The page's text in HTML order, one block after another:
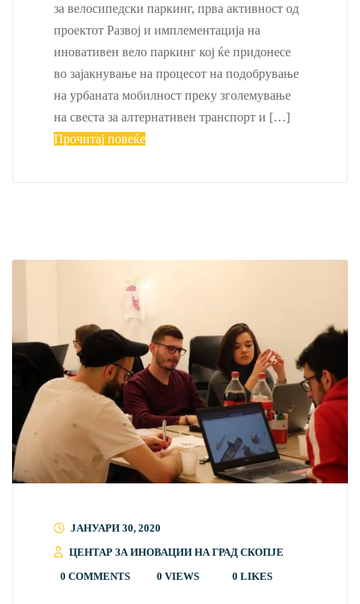
за велосипедски паркинг, прва активност од
проектот Развој и имплементација на
иновативен вело паркинг кој ќе придонесе
во зајакнување на процесот на подобрување
на урбаната мобилност преку зголемување
на свеста за алтернативен транспорт и […]
Прочитај повеќе
ЈАНУАРИ 30, 2020
ЦЕНТАР ЗА ИНОВАЦИИ НА ГРАД СКОПЈЕ
0 COMMENTS
0 VIEWS 0 LIKES